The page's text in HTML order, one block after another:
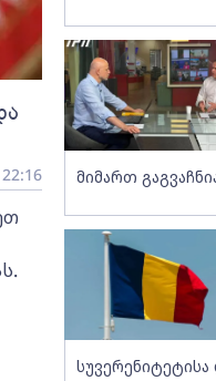
მიმართ